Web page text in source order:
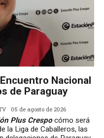
Nacional
de Paraguay
05 de agosto de 2026
Plus Crespocómo será
la Liga de Caballeros, las